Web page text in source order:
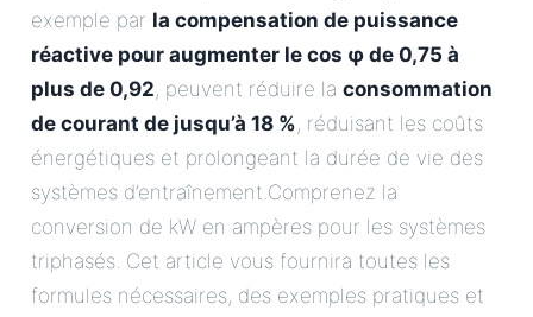
exemple par la compensation de puissance
réactive pour augmenter le cos φ de 0,75 à
plus de 0,92, peuvent réduire la consommation
de courant de jusqu’à 18 %, réduisant les coûts
énergétiques et prolongeant la durée de vie des
systèmes d’entraînement.Comprenez la
conversion de kW en ampères pour les systèmes
triphasés. Cet article vous fournira toutes les
formules nécessaires, des exemples pratiques et